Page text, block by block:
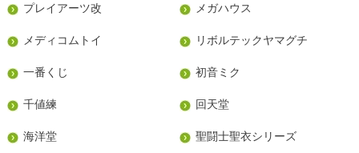
プレイアーツ改 メガハウス
メディコムトイ リボルテックヤマグチ
一番くじ 初音ミク
千値練 回天堂
海洋堂 聖闘士聖衣シリーズ